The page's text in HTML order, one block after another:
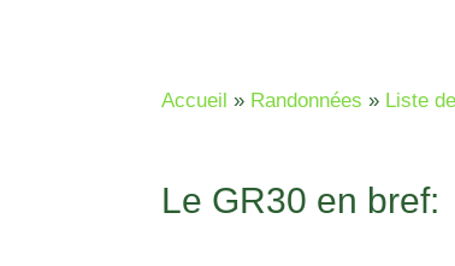
Accueil » Randonnées » Liste
Le GR30 en bref: